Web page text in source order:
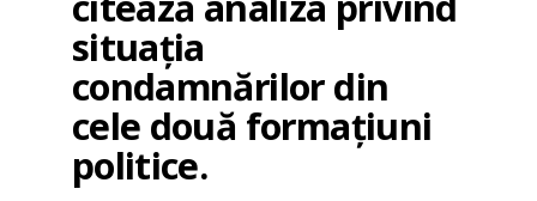
situația
condamnărilor din
cele două formațiuni
politice.